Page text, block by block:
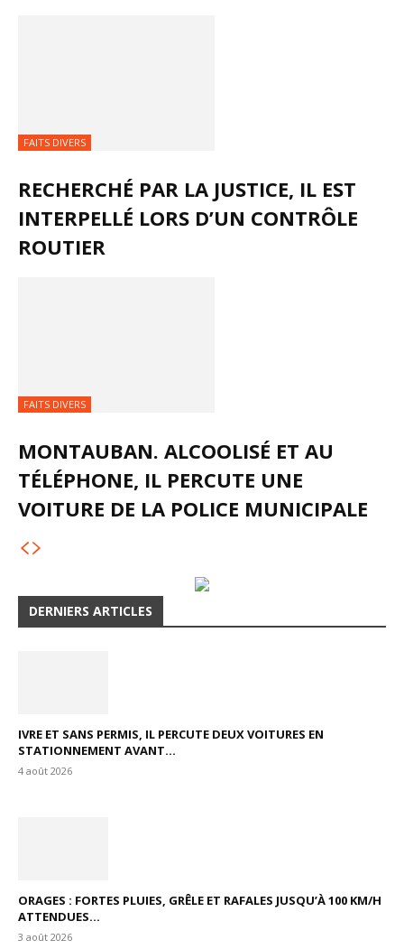
FAITS DIVERS
RECHERCHÉ PAR LA JUSTICE, IL EST
INTERPELLÉ LORS D’UN CONTRÔLE
ROUTIER
FAITS DIVERS
MONTAUBAN. ALCOOLISÉ ET AU
TÉLÉPHONE, IL PERCUTE UNE
VOITURE DE LA POLICE MUNICIPALE
DERNIERS ARTICLES
IVRE ET SANS PERMIS, IL PERCUTE DEUX VOITURES EN
STATIONNEMENT AVANT...
4 août 2026
ORAGES : FORTES PLUIES, GRÊLE ET RAFALES JUSQU’À 100 KM/H
ATTENDUES...
3 août 2026